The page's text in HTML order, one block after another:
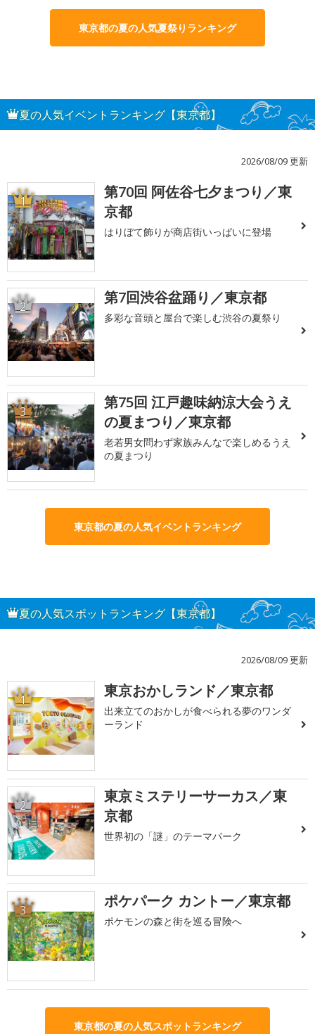
東京都の夏の人気夏祭りランキング
夏の人気イベントランキング【東京都】
2026/08/09 更新
1
第70回 阿佐谷七夕まつり／東
京都
はりぼて飾りが商店街いっぱいに登場
2 第7回渋谷盆踊り／東京都
多彩な音頭と屋台で楽しむ渋谷の夏祭り
3
第75回 江戸趣味納涼大会うえ
の夏まつり／東京都
老若男女問わず家族みんなで楽しめるうえ
の夏まつり
東京都の夏の人気イベントランキング
夏の人気スポットランキング【東京都】
2026/08/09 更新
1 東京おかしランド／東京都
出来立てのおかしが食べられる夢のワンダ
ーランド
2
東京ミステリーサーカス／東
京都
世界初の「謎」のテーマパーク
3 ポケパーク カントー／東京都
ポケモンの森と街を巡る冒険へ
東京都の夏の人気スポットランキング